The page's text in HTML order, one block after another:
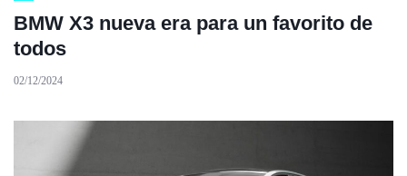
BMW X3 nueva era para un favorito de
todos
02/12/2024